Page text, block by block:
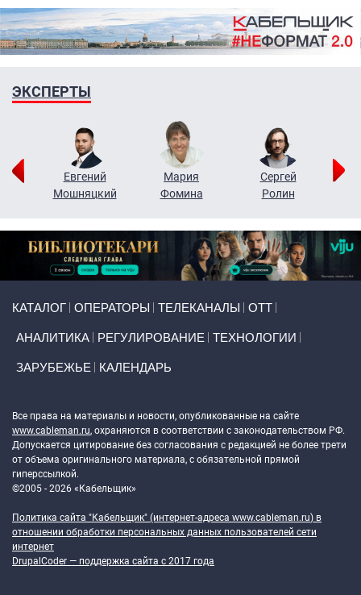
ЭКСПЕРТЫ
Евгений
Мошняцкий
Мария
Фомина
Сергей
Ролин
КАТАЛОГ ОПЕРАТОРЫ ТЕЛЕКАНАЛЫ ОТТ
АНАЛИТИКА РЕГУЛИРОВАНИЕ ТЕХНОЛОГИИ
ЗАРУБЕЖЬЕ КАЛЕНДАРЬ
Все права на материалы и новости, опубликованные на сайте
www.cableman.ru, охраняются в соответствии с законодательством РФ.
Допускается цитирование без согласования с редакцией не более трети
от объема оригинального материала, с обязательной прямой
гиперссылкой.
©2005 - 2026 «Кабельщик»
Политика сайта "Кабельщик" (интернет-адреса www.cableman.ru) в
отношении обработки персональных данных пользователей сети
интернет
DrupalCoder — поддержка сайта c 2017 года